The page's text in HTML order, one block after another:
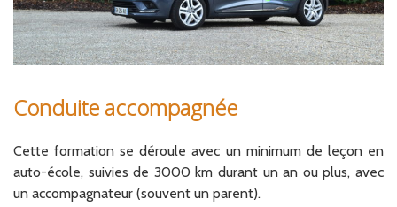
Conduite accompagnée
Cette formation se déroule avec un minimum de leçon en
auto-école, suivies de 3000 km durant un an ou plus, avec
un accompagnateur (souvent un parent).